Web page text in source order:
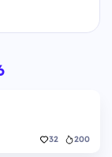
32 200